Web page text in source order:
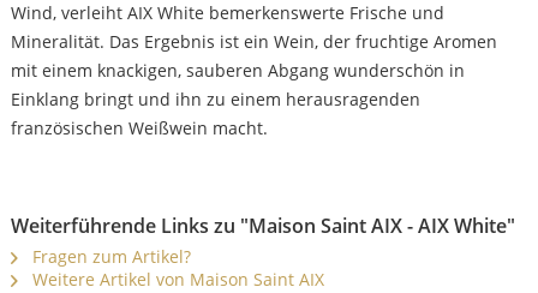
Wind, verleiht AIX White bemerkenswerte Frische und
Mineralität. Das Ergebnis ist ein Wein, der fruchtige Aromen
mit einem knackigen, sauberen Abgang wunderschön in
Einklang bringt und ihn zu einem herausragenden
französischen Weißwein macht.
Weiterführende Links zu "Maison Saint AIX - AIX White"
Fragen zum Artikel?
Weitere Artikel von Maison Saint AIX